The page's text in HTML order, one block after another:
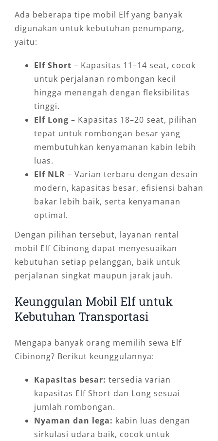
Ada beberapa tipe mobil Elf yang banyak
digunakan untuk kebutuhan penumpang,
yaitu:
Elf Short – Kapasitas 11–14 seat, cocok
untuk perjalanan rombongan kecil
hingga menengah dengan fleksibilitas
tinggi.
Elf Long – Kapasitas 18–20 seat, pilihan
tepat untuk rombongan besar yang
membutuhkan kenyamanan kabin lebih
luas.
Elf NLR – Varian terbaru dengan desain
modern, kapasitas besar, efisiensi bahan
bakar lebih baik, serta kenyamanan
optimal.
Dengan pilihan tersebut, layanan rental
mobil Elf Cibinong dapat menyesuaikan
kebutuhan setiap pelanggan, baik untuk
perjalanan singkat maupun jarak jauh.
Keunggulan Mobil Elf untuk
Kebutuhan Transportasi
Mengapa banyak orang memilih sewa Elf
Cibinong? Berikut keunggulannya:
Kapasitas besar: tersedia varian
kapasitas Elf Short dan Long sesuai
jumlah rombongan.
Nyaman dan lega: kabin luas dengan
sirkulasi udara baik, cocok untuk